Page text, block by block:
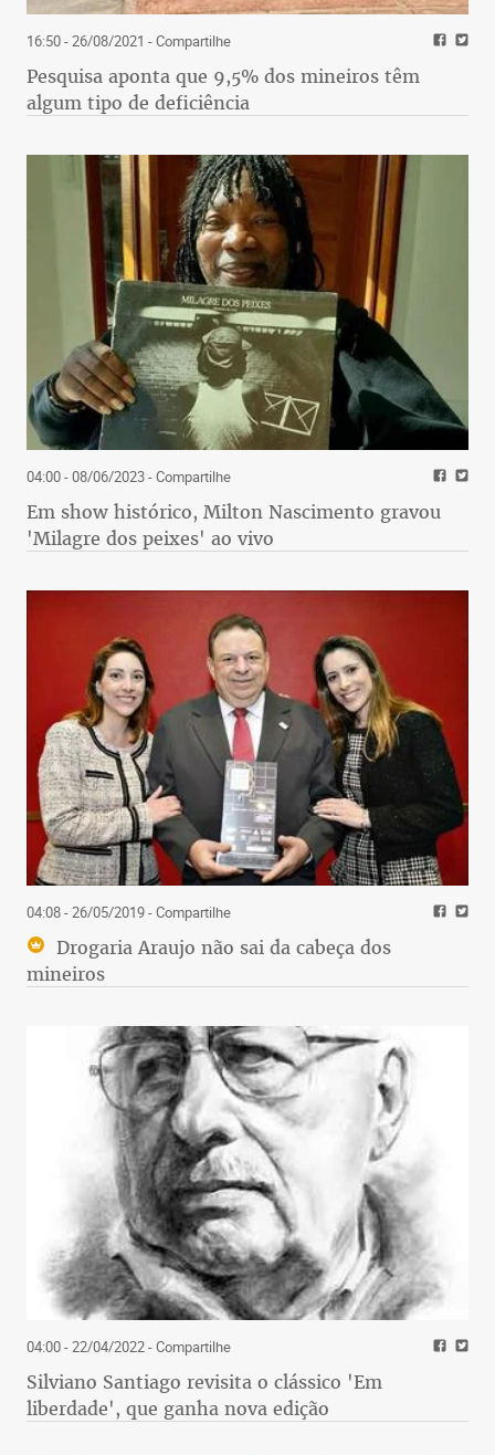
16:50 - 26/08/2021 - Compartilhe
Pesquisa aponta que 9,5% dos mineiros têm
algum tipo de deficiência
04:00 - 08/06/2023- Compartilhe
Em show histórico, Milton Nascimento gravou
'Milagre dos peixes' ao vivo
04:08 - 26/05/2019- Compartilhe
Drogaria Araujo não sai da cabeça dos
mineiros
04:00 - 22/04/2022- Compartilhe
Silviano Santiago revisita o clássico 'Em
liberdade', que ganha nova edição